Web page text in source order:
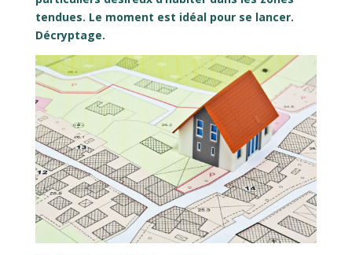
tendues. Le moment est idéal pour se lancer.
Décryptage.